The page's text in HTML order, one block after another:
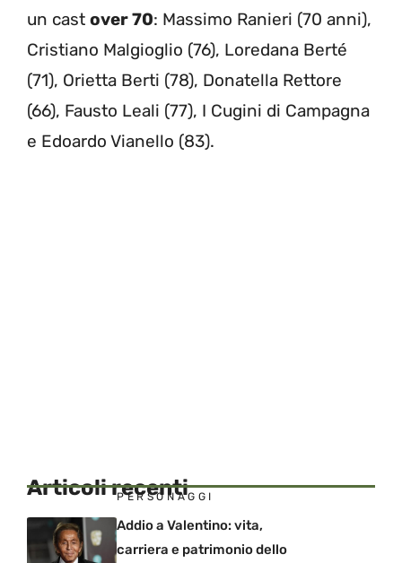
un cast over 70: Massimo Ranieri (70 anni),
Cristiano Malgioglio (76), Loredana Berté
(71), Orietta Berti (78), Donatella Rettore
(66), Fausto Leali (77), I Cugini di Campagna
e Edoardo Vianello (83).
Articoli recenti
PERSONAGGI
Addio a Valentino: vita,
carriera e patrimonio dello